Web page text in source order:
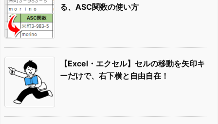
る、ASC関数の使い方
【Excel・エクセル】セルの移動を矢印キ
ーだけで、右下横と自由自在！